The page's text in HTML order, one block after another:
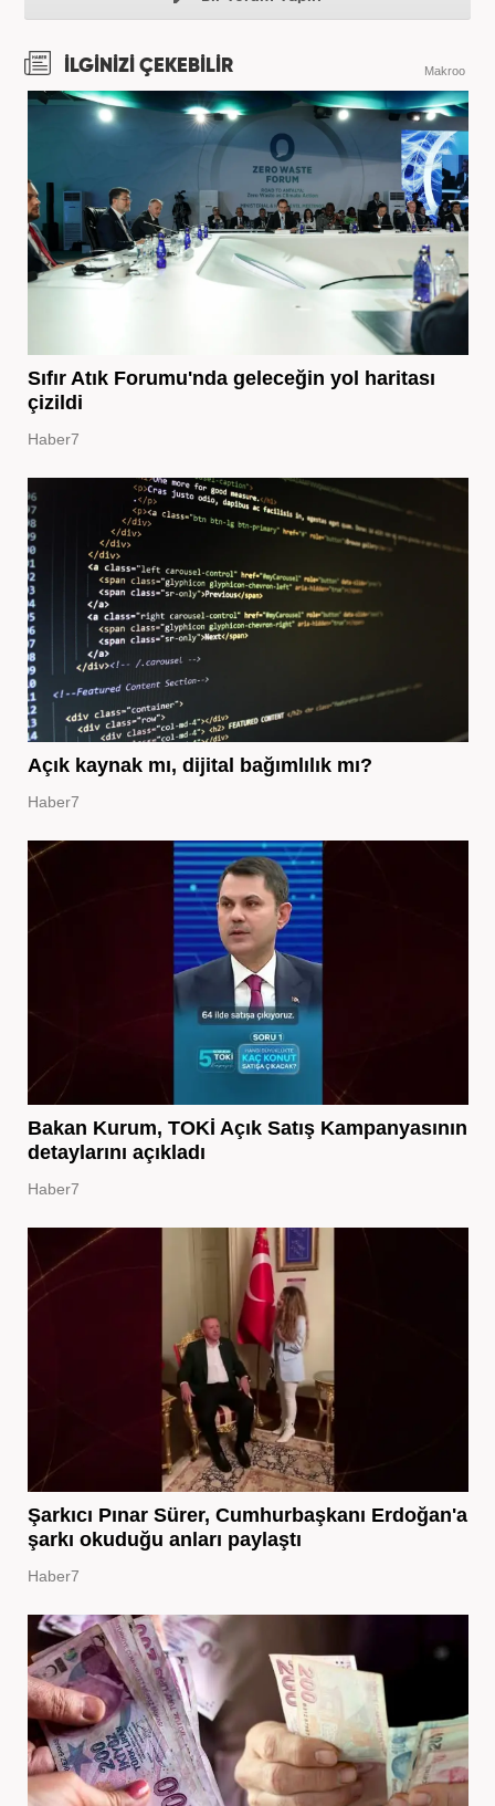
İLGİNİZİ ÇEKEBİLİR Makroo
Sıfır Atık Forumu'nda geleceğin yol haritası
çizildi
Haber7
Açık kaynak mı, dijital bağımlılık mı?
Haber7
Bakan Kurum, TOKİ Açık Satış Kampanyasının
detaylarını açıkladı
Haber7
Şarkıcı Pınar Sürer, Cumhurbaşkanı Erdoğan'a
şarkı okuduğu anları paylaştı
Haber7